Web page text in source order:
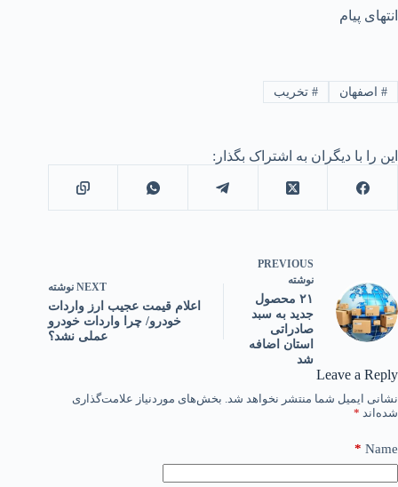
انتهای پیام
#اصفهان #تخریب
این را با دیگران به اشتراک بگذار:
PREVIOUS
نوشته
۲۱ محصول
جدید به سبد
صادراتی
استان اضافه
شد
NEXT نوشته
اعلام قیمت عجیب ارز واردات
خودرو/ چرا واردات خودرو
عملی نشد؟
Leave a Reply
نشانی ایمیل شما منتشر نخواهد شد. بخش‌های موردنیاز علامت‌گذاری
شده‌اند *
Name
*